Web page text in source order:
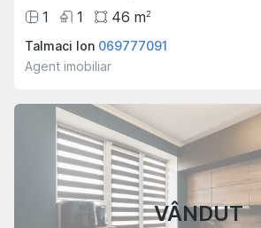
1
1 46 m2
Talmaci Ion 069777091
Agent imobiliar
VÂNDUT